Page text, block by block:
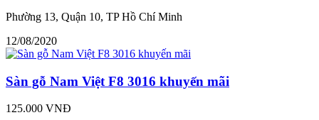
Phường 13, Quận 10, TP Hồ Chí Minh
12/08/2020
Sàn gỗ Nam Việt F8 3016 khuyến mãi
125.000 VNĐ